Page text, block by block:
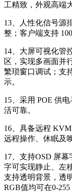
工精致，外观高端
13、人性化信号源
整；客户端支持
14、大屏可视化管
区，实现多画面并
繁琐窗口调试；支
示。
15、采用 POE 供
活可靠。
16、具备远程
远程操作、休眠及
17、支持OSD 屏
字可实现静止、左
支持透明背景，透
RGB值均可在0-